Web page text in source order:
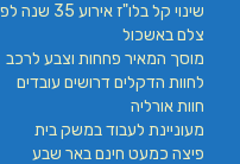
שינוי קל בלו"ז אירוע 35 שנה לפינוי חבל ימית וסיני
צלם באשכול
מוסך המאיר פחחות וצבע לרכב
לחוות הדקלים דרושים עובדים
חוות אורליה
מעוניינת לעבוד במשק בית
פיצה כמעט חינם באר שבע